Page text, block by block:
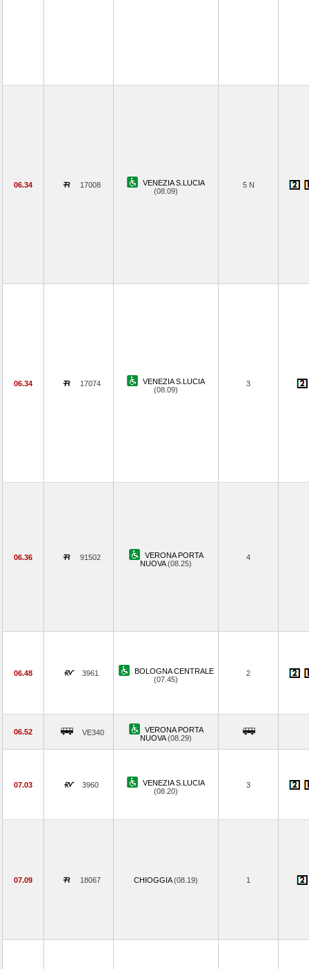
06.34 17008
VENEZIA S.LUCIA
(08.09)
5 N
06.34 17074
VENEZIA S.LUCIA
(08.09)
3
06.36 91502
VERONA PORTA
NUOVA(08.25)
4
06.48 3961
BOLOGNA CENTRALE
(07.45)
2
06.52 VE340
VERONA PORTA
NUOVA(08.29)
07.03 3960
VENEZIA S.LUCIA
(08.20)
3
07.09 18067 CHIOGGIA(08.19) 1